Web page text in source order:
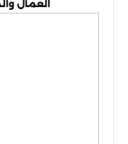
العمال